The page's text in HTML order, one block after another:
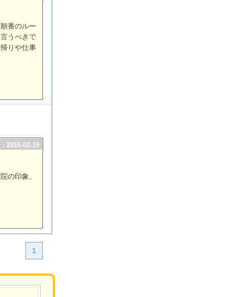
番のルー
うべきで
りや仕事
2016-02-19
の印象。
1